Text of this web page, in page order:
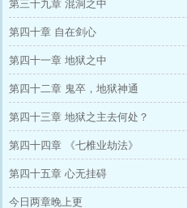
第三十九章 混洞之中
第四十章 自在剑心
第四十一章 地狱之中
第四十二章 鬼卒，地狱神通
第四十三章 地狱之主去何处？
第四十四章 《七椎业劫法》
第四十五章 心无挂碍
今日两章晚上更